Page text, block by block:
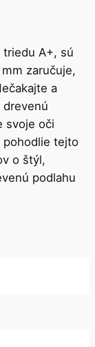
triedu A+, sú
zaručuje,
a
svoje oči
pohodlie tejto
o štýl,
podlahu